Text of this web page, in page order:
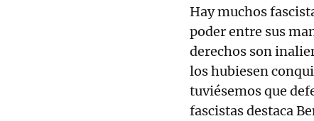
Hay muchos
poder entre sus
derechos son
los hubiesen
tuviésemos que
fascistas destaca